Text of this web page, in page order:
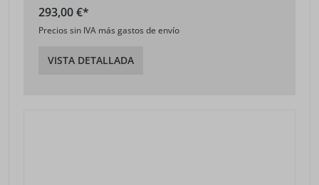
293,00 €*
Precios sin IVA más gastos de envío
VISTA DETALLADA